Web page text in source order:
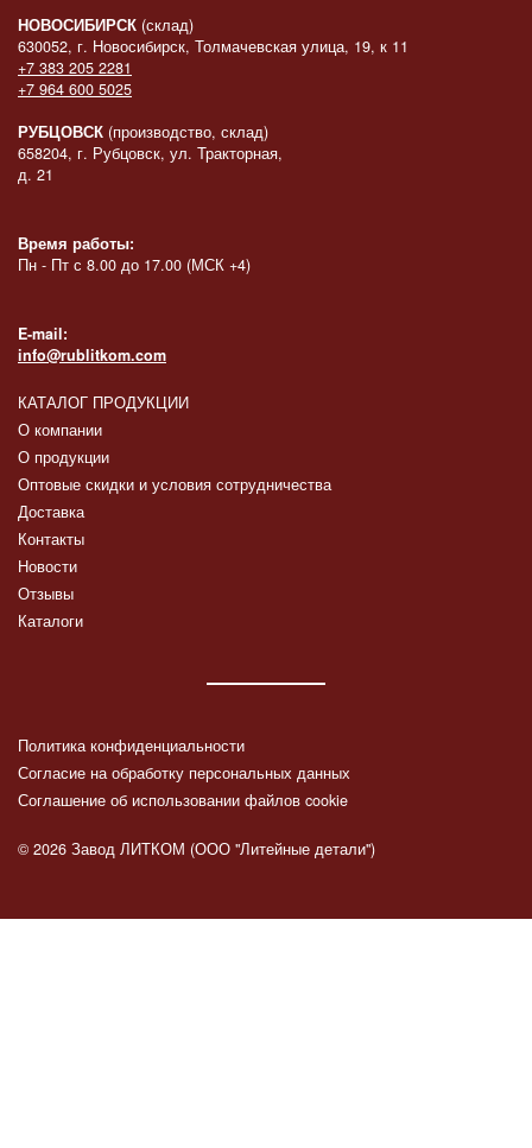
НОВОСИБИРСК (склад)
630052, г. Новосибирск, Толмачевская улица, 19, к 11
+7 383 205 2281
+7 964 600 5025
РУБЦОВСК (производство, склад)
658204, г. Рубцовск, ул. Тракторная,
д. 21
Время работы:
Пн - Пт с 8.00 до 17.00 (МСК +4)
E-mail:
info@rublitkom.com
КАТАЛОГ ПРОДУКЦИИ
О компании
О продукции
Оптовые скидки и условия сотрудничества
Доставка
Контакты
Новости
Отзывы
Каталоги
Политика конфиденциальности
Согласие на обработку персональных данных
Соглашение об использовании файлов cookie
© 2026 Завод ЛИТКОМ (ООО "Литейные детали")